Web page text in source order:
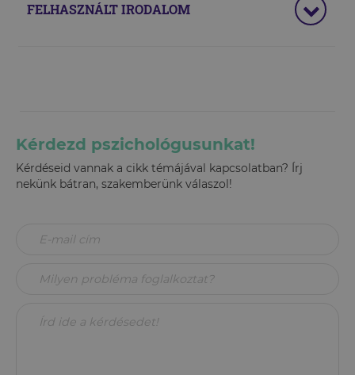
FELHASZNÁLT IRODALOM
Kérdezd pszichológusunkat!
Kérdéseid vannak a cikk témájával kapcsolatban? Írj
nekünk bátran, szakemberünk válaszol!